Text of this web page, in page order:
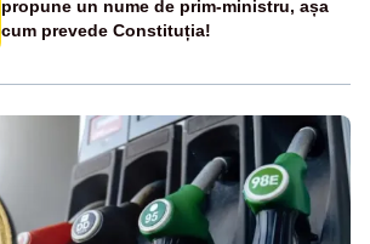
propune un nume de prim-ministru, așa
cum prevede Constituția!